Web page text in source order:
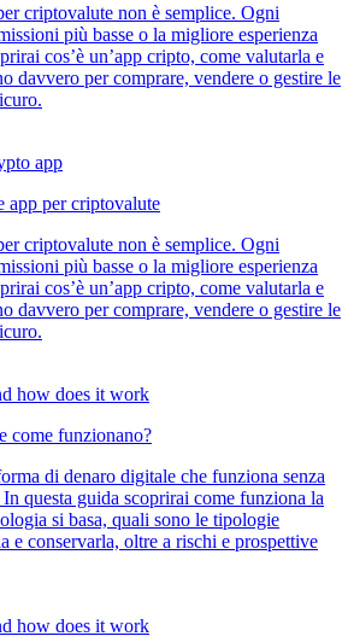
criptovalute non è semplice. Ogni
più basse o la migliore esperienza
cos’è un’app cripto, come valutarla e
davvero per comprare, vendere o gestire le
app per criptovalute
criptovalute non è semplice. Ogni
più basse o la migliore esperienza
cos’è un’app cripto, come valutarla e
davvero per comprare, vendere o gestire le
come funzionano?
di denaro digitale che funziona senza
questa guida scoprirai come funziona la
si basa, quali sono le tipologie
e conservarla, oltre a rischi e prospettive